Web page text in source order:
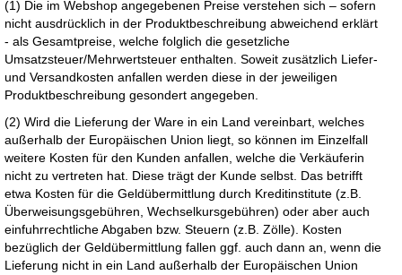
(1) Die im Webshop angegebenen Preise verstehen sich – sofern
nicht ausdrücklich in der Produktbeschreibung abweichend erklärt
- als Gesamtpreise, welche folglich die gesetzliche
Umsatzsteuer/Mehrwertsteuer enthalten. Soweit zusätzlich Liefer-
und Versandkosten anfallen werden diese in der jeweiligen
Produktbeschreibung gesondert angegeben.
(2) Wird die Lieferung der Ware in ein Land vereinbart, welches
außerhalb der Europäischen Union liegt, so können im Einzelfall
weitere Kosten für den Kunden anfallen, welche die Verkäuferin
nicht zu vertreten hat. Diese trägt der Kunde selbst. Das betrifft
etwa Kosten für die Geldübermittlung durch Kreditinstitute (z.B.
Überweisungsgebühren, Wechselkursgebühren) oder aber auch
einfuhrrechtliche Abgaben bzw. Steuern (z.B. Zölle). Kosten
bezüglich der Geldübermittlung fallen ggf. auch dann an, wenn die
Lieferung nicht in ein Land außerhalb der Europäischen Union